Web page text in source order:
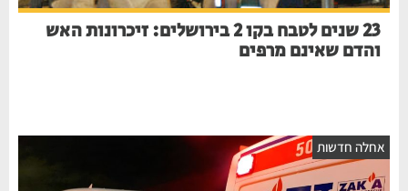
23 שנים לטבח בקו 2 בירושלים: זיכרונות האש
והדם שאינם מרפים
חדשות